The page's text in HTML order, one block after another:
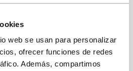
web se usan para personalizar
ofrecer funciones de redes
Además, compartimos
losvisitantes
Junior
De 3 a 11 años
Niños
Menos 3 años